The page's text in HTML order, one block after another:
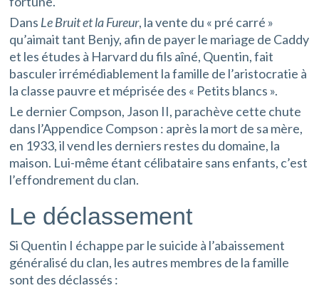
Dans Le Bruit et la Fureur, la vente du « pré carré »
qu’aimait tant Benjy, afin de payer le mariage de Caddy
et les études à Harvard du fils aîné, Quentin, fait
basculer irrémédiablement la famille de l’aristocratie à
la classe pauvre et méprisée des « Petits blancs ».
Le dernier Compson, Jason II, parachève cette chute
dans l’Appendice Compson : après la mort de sa mère,
en 1933, il vend les derniers restes du domaine, la
maison. Lui-même étant célibataire sans enfants, c’est
l’effondrement du clan.
Le déclassement
Si Quentin I échappe par le suicide à l’abaissement
généralisé du clan, les autres membres de la famille
sont des déclassés :